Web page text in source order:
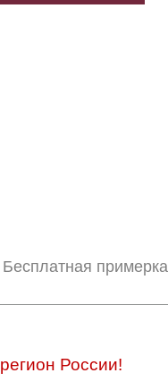
Бесплатная примерка
России!